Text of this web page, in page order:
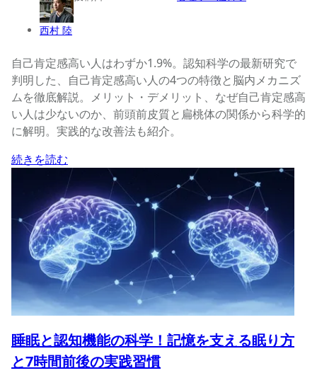
西村 陸
自己肯定感高い人はわずか1.9%。認知科学の最新研究で
判明した、自己肯定感高い人の4つの特徴と脳内メカニズ
ムを徹底解説。メリット・デメリット、なぜ自己肯定感高
い人は少ないのか、前頭前皮質と扁桃体の関係から科学的
に解明。実践的な改善法も紹介。
続きを読む
睡眠と認知機能の科学！記憶を支える眠り方
と7時間前後の実践習慣